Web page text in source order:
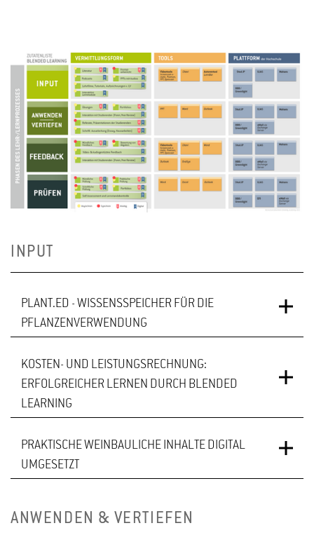
INPUT
PLANT.ED - WISSENSSPEICHER FÜR DIE
PFLANZENVERWENDUNG
PLANT.ED IST DIE
VIELFÄLTIGEN
LERNFORMATEN DER
GEISENHEIM RUND UM
PFLANZE UND
KOSTEN- UND LEISTUNGSRECHNUNG:
ERFOLGREICHER LERNEN DURCH BLENDED
LEARNING
2020 WURDE DIE
KOSTEN- UND
PRAKTISCHE WEINBAULICHE INHALTE DIGITAL
UMGESETZT
DIE UMSTELLUNG DER
ANWENDEN & VERTIEFEN